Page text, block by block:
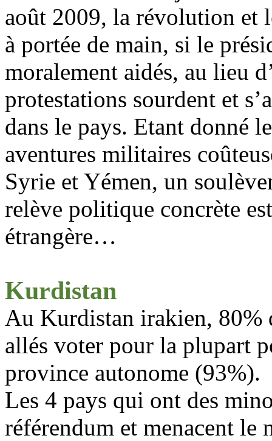
août 2009, la révolution et
à portée de main, si le
moralement aidés, au lieu
protestations sourdent et
dans le pays. Etant donné
aventures militaires
Syrie et Yémen, un
relève politique concrète
étrangère…
Kurdistan
Au Kurdistan irakien, 80%
allés voter pour la plupart
province autonome (93%).
Les 4 pays qui ont des
référendum et menacent le